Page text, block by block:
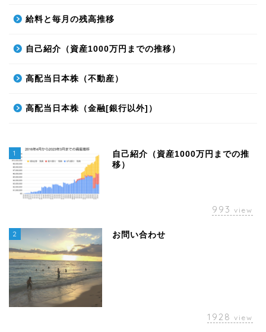
給料と毎月の残高推移
自己紹介（資産1000万円までの推移）
高配当日本株（不動産）
高配当日本株（金融[銀行以外]）
1
自己紹介（資産1000万円までの推
移）
993 view
2 お問い合わせ
1928 view